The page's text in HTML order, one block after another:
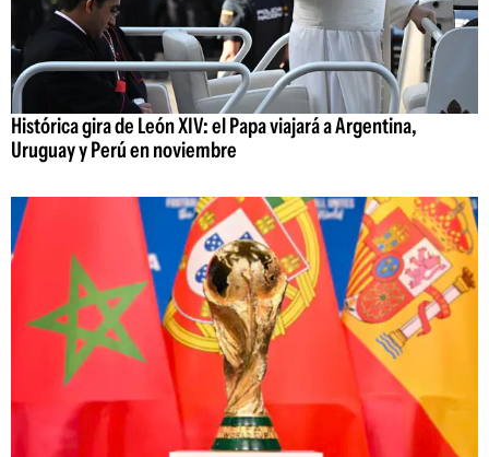
Histórica gira de León XIV: el Papa viajará a Argentina,
Uruguay y Perú en noviembre